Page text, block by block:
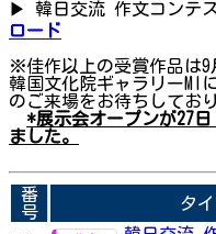
▶ 韓日交流 作文コンテ
ロード
※佳作以上の受賞作品は
韓国文化院ギャラリーMI
のご来場をお待ちしてお
*展示会オープンが27
ました。
番
号
タ